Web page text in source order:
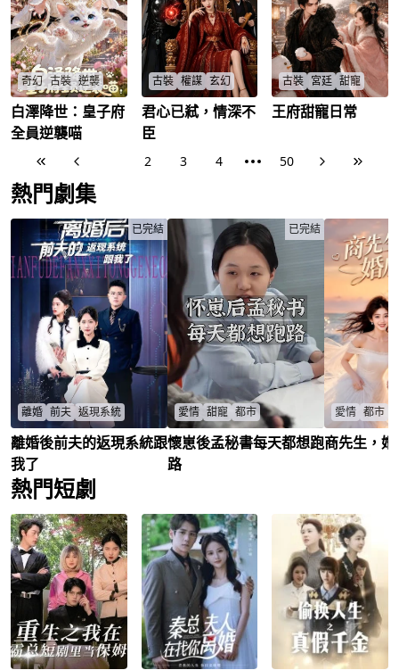
奇幻 古裝 逆襲
上古神獸白澤化貓助
四皇子逆襲，太子廢
立引權謀風雲，能否
渡劫成功保大周？
顧長風
/
白澤降世：皇子府
全員逆襲喵
古裝 權謀 玄幻
女帝臨安毒殺先帝陷
沈家謀反，沈開九品
回朝能否洗冤？丹劫
重生，沈開能否逆天
改命？
君心已弒，情深不
臣
古裝 宮廷 甜寵
永泰王府甜寵日常，
是什麼？
王妃
太子
王府甜寵日常
2 3 4 50
熱門劇集
已完結
離婚 前夫 返現系統
富家女鍾慧被綁定返現系統的
丈夫左明傑榨乾價值。重生歸
來，她洞悉系統規則，自己賺
錢，左明傑即被十倍扣款。鍾
慧假意順從，實則暗中賺錢，
精準投資，並設計讓情人入
局。最終在拍賣會上令左明傑
負債數億，揭露其罪行，將他
與情人送入監獄，成功反擊並
開啓新生。
離婚後前夫的返現系統跟
我了
已完結
愛情 甜寵 都市
秘書孟晚晴在一夜醉酒後意外
與總裁霍褚驍發生關係，雙方
展開了一場誤會與復仇交織的
懷崽後孟秘書每天都想跑
路
愛情 都市
暗戀十年嫁
商先生，
熱門短劇